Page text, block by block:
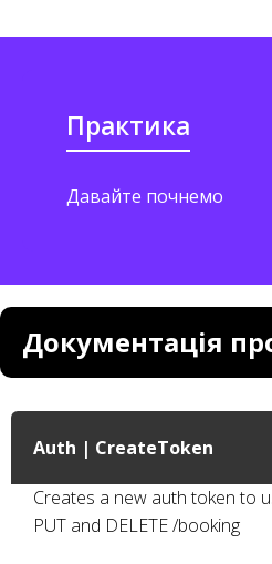
Практика
Давайте почнемо
Документація
Auth | CreateToken
Creates a new auth token to
PUT and DELETE /booking